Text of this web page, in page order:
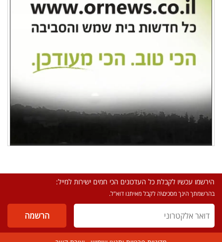
הירשמו עכשיו לקבלת כל העדכונים הכי חמים ישירות למייל:
בהרשמתך הינך מסכים\ה לקבל מאיתנו דוא"ל.